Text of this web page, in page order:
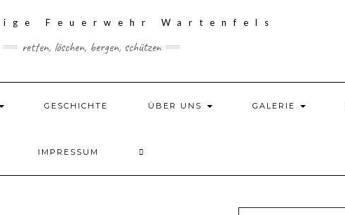
retten, löschen, bergen, schützen
GESCHICHTE ÜBER UNS GALERIE
IMPRESSUM